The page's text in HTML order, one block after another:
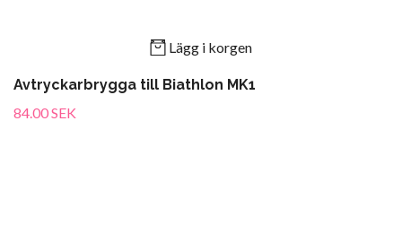
Lägg i korgen
Avtryckarbrygga till Biathlon MK1
84.00 SEK